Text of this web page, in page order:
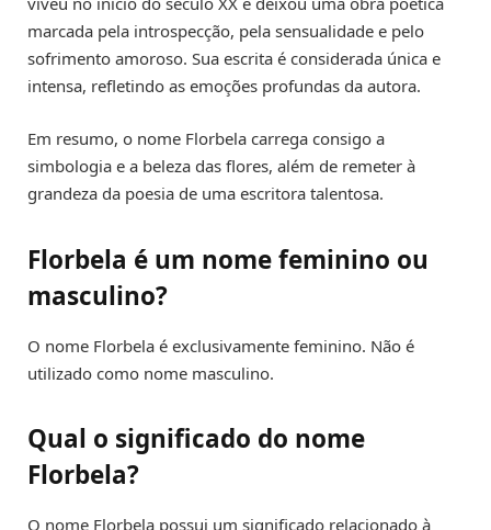
marcada pela introspecção, pela sensualidade e pelo
sofrimento amoroso. Sua escrita é considerada única e
intensa, refletindo as emoções profundas da autora.
Em resumo, o nome Florbela carrega consigo a
simbologia e a beleza das flores, além de remeter à
grandeza da poesia de uma escritora talentosa.
Florbela é um nome feminino ou
masculino?
O nome Florbela é exclusivamente feminino. Não é
utilizado como nome masculino.
Qual o significado do nome
Florbela?
O nome Florbela possui um significado relacionado à